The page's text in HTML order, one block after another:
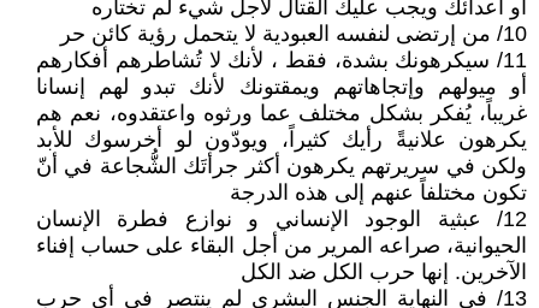
أو أعدائك ويجب عليك القتال لأجل شيء لم تختاره
10/ من إرتضى لنفسه العبودية لا يتحمل رؤية كائن حر
11/ سيكرهونك بشدة، فقط ، لأنك لا تُشاطرهم أفكارهم
أو ميولهم وإتجاهاتهم ويمقتونك لأنك تبدو لهم إنسانا
غريباً، يُفكر بشكل مختلف عما ورثوه واعتقدوه، نعم هم
يكرهون علانيةً رأيك كثيراً، ويودّون لو أخرسوك للأبد
ولكن في سريرتهم يكرهون أكثر جرأتَك الشُّجاعة في أنّ
تكون مختلفاً عنهم إلى هذه الدرجة
12/ عبثية الوجود الإنساني و نوازع فطرة الإنسان
الحيوانية، صراعه المرير من أجل البقاء على حساب إفناء
الآخرين. إنها حرب الكل ضد الكل
13/ في النهاية الجنس البشري لم ينتصر في أي حرب